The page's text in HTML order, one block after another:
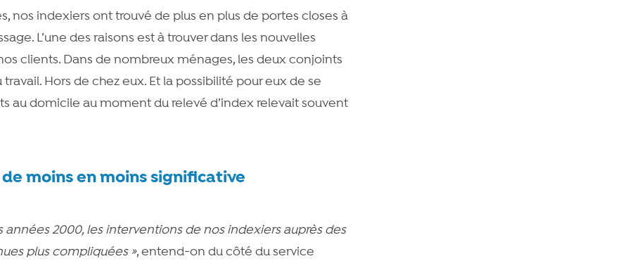
nos indexiers ont trouvé de plus en plus de portes closes à
L’une des raisons est à trouver dans les nouvelles
clients. Dans de nombreux ménages, les deux conjoints
Hors de chez eux. Et la possibilité pour eux de se
au domicile au moment du relevé d’index relevait souvent
moins en moins significative
années 2000, les interventions de nos indexiers auprès des
plus compliquées», entend-on du côté du service